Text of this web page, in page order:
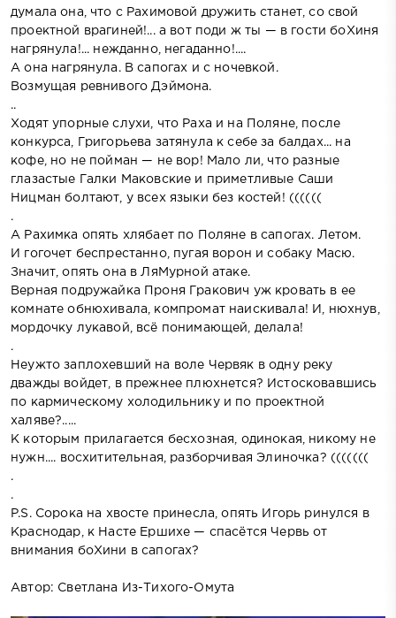
думала она, что с Рахимовой дружить станет, со свой
проектной врагиней!... а вот поди ж ты — в гости боХиня
нагрянула!... нежданно, негаданно!....
А она нагрянула. В сапогах и с ночевкой.
Возмущая ревнивого Дэймона.
..
Ходят упорные слухи, что Раха и на Поляне, после
конкурса, Григорьева затянула к себе за балдах... на
кофе, но не пойман — не вор! Мало ли, что разные
глазастые Галки Маковские и приметливые Саши
Ницман болтают, у всех языки без костей! ((((((
.
А Рахимка опять хлябает по Поляне в сапогах. Летом.
И гогочет беспрестанно, пугая ворон и собаку Масю.
Значит, опять она в ЛяМурной атаке.
Верная подружайка Проня Гракович уж кровать в ее
комнате обнюхивала, компромат наискивала! И, нюхнув,
мордочку лукавой, всё понимающей, делала!
.
Неужто заплохевший на воле Червяк в одну реку
дважды войдет, в прежнее плюхнется? Истосковавшись
по кармическому холодильнику и по проектной
халяве?.....
К которым прилагается бесхозная, одинокая, никому не
нужн.... восхитительная, разборчивая Элиночка? (((((((
.
.
P.S. Сорока на хвосте принесла, опять Игорь ринулся в
Краснодар, к Насте Ершихе — спасётся Червь от
внимания боХини в сапогах?
Автор: Светлана Из-Тихого-Омута